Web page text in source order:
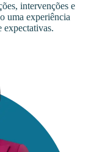
intervenções e
uma experiência
expectativas.